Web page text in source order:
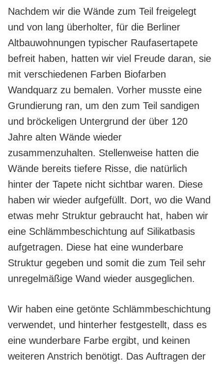
Nachdem wir die Wände zum Teil freigelegt
und von lang überholter, für die Berliner
Altbauwohnungen typischer Raufasertapete
befreit haben, hatten wir viel Freude daran, sie
mit verschiedenen Farben Biofarben
Wandquarz zu bemalen. Vorher musste eine
Grundierung ran, um den zum Teil sandigen
und bröckeligen Untergrund der über 120
Jahre alten Wände wieder
zusammenzuhalten. Stellenweise hatten die
Wände bereits tiefere Risse, die natürlich
hinter der Tapete nicht sichtbar waren. Diese
haben wir wieder aufgefüllt. Dort, wo die Wand
etwas mehr Struktur gebraucht hat, haben wir
eine Schlämmbeschichtung auf Silikatbasis
aufgetragen. Diese hat eine wunderbare
Struktur gegeben und somit die zum Teil sehr
unregelmäßige Wand wieder ausgeglichen.
Wir haben eine getönte Schlämmbeschichtung
verwendet, und hinterher festgestellt, dass es
eine wunderbare Farbe ergibt, und keinen
weiteren Anstrich benötigt. Das Auftragen der